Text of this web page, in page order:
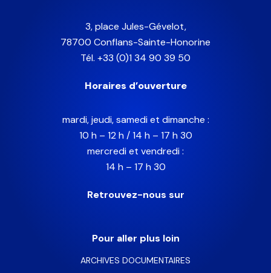
3, place Jules-Gévelot,
78700 Conflans-Sainte-Honorine
Tél. +33 (0)1 34 90 39 50
Horaires d’ouverture
mardi, jeudi, samedi et dimanche :
10 h – 12 h / 14 h – 17 h 30
mercredi et vendredi :
14 h – 17 h 30
Retrouvez-nous sur
Pour aller plus loin
ARCHIVES DOCUMENTAIRES